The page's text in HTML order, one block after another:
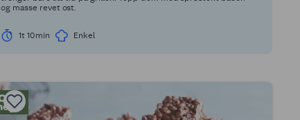
og masse revet ost.
1t 10min Enkel